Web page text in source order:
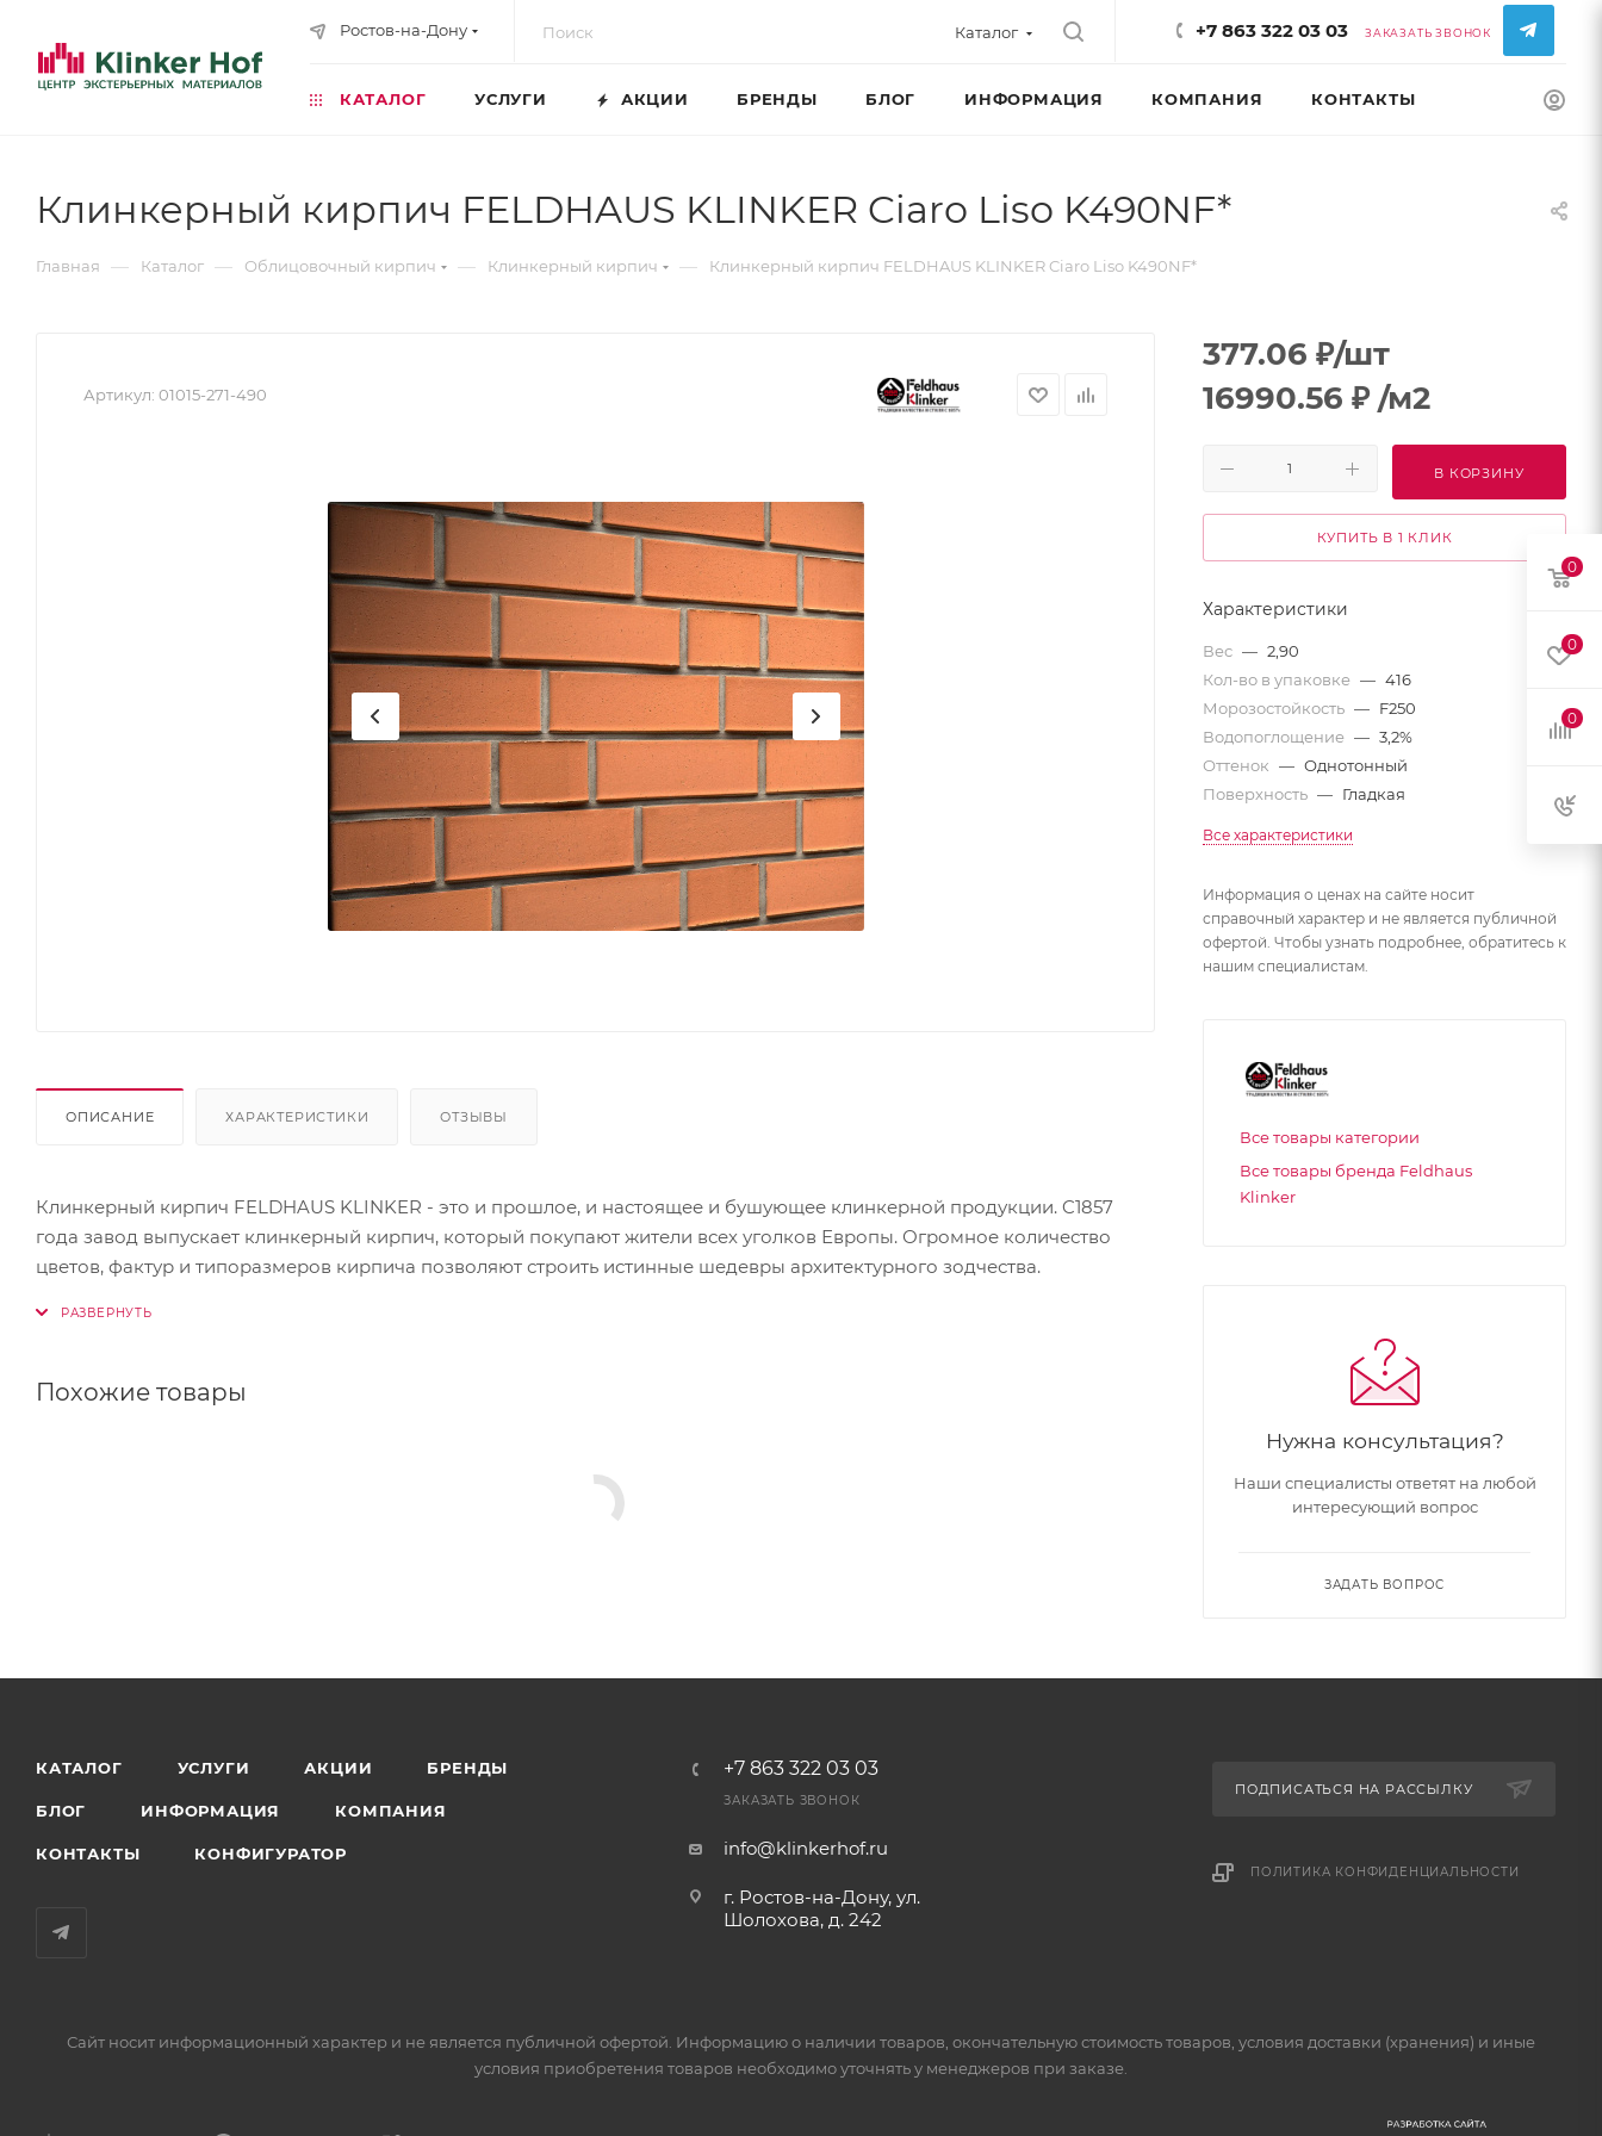
Ростов-на-Дону Каталог +7 863 322 03 03 ЗАКАЗАТЬ ЗВОНОК
КАТАЛОГ УСЛУГИ АКЦИИ БРЕНДЫ БЛОГ ИНФОРМАЦИЯ КОМПАНИЯ КОНТАКТЫ
Клинкерный кирпич FELDHAUS KLINKER Ciaro Liso K490NF*
Главная — Каталог — Облицовочный кирпич — Клинкерный кирпич — Клинкерный кирпич FELDHAUS KLINKER Ciaro Liso K490NF*
Артикул: 01015-271-490
ОПИСАНИЕ ХАРАКТЕРИСТИКИ ОТЗЫВЫ
Клинкерный кирпич FELDHAUS KLINKER - это и прошлое, и настоящее и бушующее клинкерной продукции. C1857
года завод выпускает клинкерный кирпич, который покупают жители всех уголков Европы. Огромное количество
цветов, фактур и типоразмеров кирпича позволяют строить истинные шедевры архитектурного зодчества.
Похожие товары
377.06 ₽/шт
16990.56 ₽ /м2
В КОРЗИНУ
КУПИТЬ В 1 КЛИК
Характеристики
Вес — 2,90
Кол-во в упаковке — 416
Морозостойкость — F250
Водопоглощение — 3,2%
Оттенок — Однотонный
Поверхность — Гладкая
Все характеристики
Информация о ценах на сайте носит
справочный характер и не является публичной
офертой. Чтобы узнать подробнее, обратитесь к
нашим специалистам.
Все товары категории
Все товары бренда Feldhaus
Klinker
Нужна консультация?
Наши специалисты ответят на любой
интересующий вопрос
ЗАДАТЬ ВОПРОС
КАТАЛОГ УСЛУГИ АКЦИИ БРЕНДЫ
БЛОГ ИНФОРМАЦИЯ КОМПАНИЯ
КОНТАКТЫ КОНФИГУРАТОР
+7 863 322 03 03
ЗАКАЗАТЬ ЗВОНОК
info@klinkerhof.ru
г. Ростов-на-Дону, ул.
Шолохова, д. 242
ПОДПИСАТЬСЯ НА РАССЫЛКУ
ПОЛИТИКА КОНФИДЕНЦИАЛЬНОСТИ
Сайт носит информационный характер и не является публичной офертой. Информацию о наличии товаров, окончательную стоимость товаров, условия доставки (хранения) и иные
условия приобретения товаров необходимо уточнять у менеджеров при заказе.
0
0
0